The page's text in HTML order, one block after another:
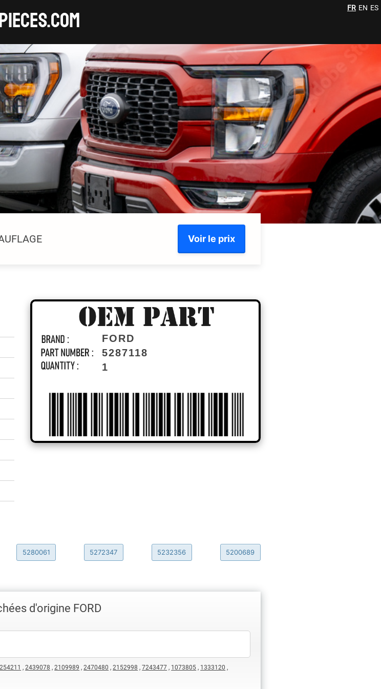
FR EN ES
Voir le prix
FORD
5287118
1
5280061 5272347 5232356 5200689
d'origine FORD
,2439078 ,2109989 ,2470480 ,2152998 ,7243477 , 1073805 , 1333120 ,